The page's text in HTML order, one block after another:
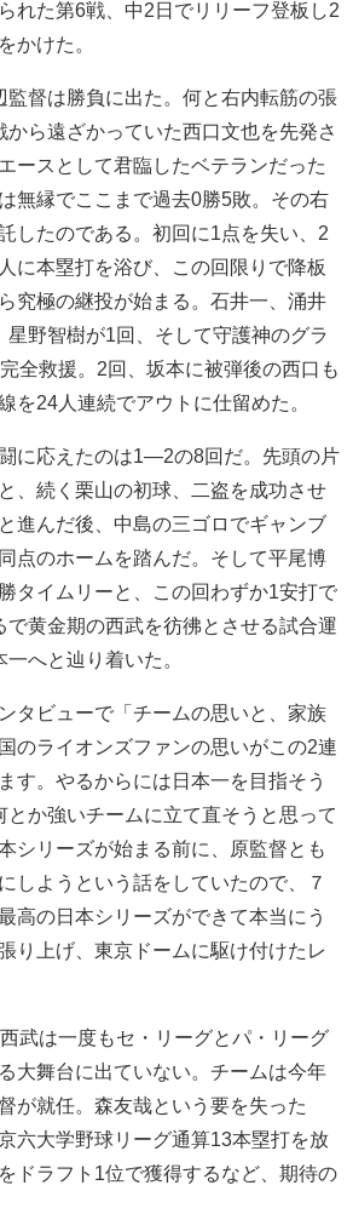
れた第6戦、中2日でリリーフ登板し2
かけた。
督は勝負に出た。何と右内転筋の張
から遠ざかっていた西口文也を先発さ
ースとして君臨したベテランだった
無縁でここまで過去0勝5敗。その右
したのである。初回に1点を失い、2
に本塁打を浴び、この回限りで降板
究極の継投が始まる。石井一、涌井
星野智樹が1回、そして守護神のグラ
全救援。2回、坂本に被弾後の西口も
を24人連続でアウトに仕留めた。
に応えたのは1―2の8回だ。先頭の片
、続く栗山の初球、二盗を成功させ
進んだ後、中島の三ゴロでギャンブ
点のホームを踏んだ。そして平尾博
タイムリーと、この回わずか1安打で
で黄金期の西武を彷彿とさせる試合運
へと辿り着いた。
タビューで「チームの思いと、家族
のライオンズファンの思いがこの2連
す。やるからには日本一を目指そう
とか強いチームに立て直そうと思って
シリーズが始まる前に、原監督とも
しようという話をしていたので、７
高の日本シリーズができて本当にう
り上げ、東京ドームに駆け付けたレ
武は一度もセ・リーグとパ・リーグ
大舞台に出ていない。チームは今年
が就任。森友哉という要を失った
六大学野球リーグ通算13本塁打を放
ドラフト1位で獲得するなど、期待の